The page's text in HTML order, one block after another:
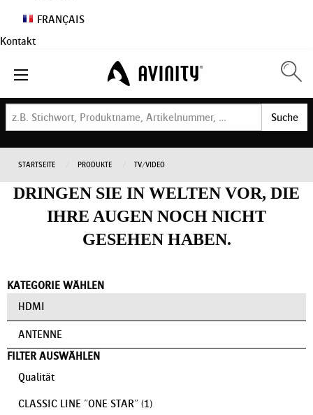
FRANÇAIS
Kontakt
Suche
STARTSEITE PRODUKTE TV/VIDEO
DRINGEN SIE IN WELTEN VOR, DIE
IHRE AUGEN NOCH NICHT
GESEHEN HABEN.
KATEGORIE WÄHLEN
HDMI
ANTENNE
FILTER AUSWÄHLEN
Qualität
CLASSIC LINE "ONE STAR" (1)